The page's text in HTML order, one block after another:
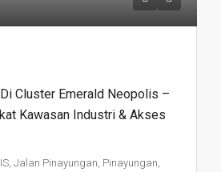
Cluster Emerald Neopolis –
Kawasan Industri & Akses
Jalan Pinayungan, Pinayungan,